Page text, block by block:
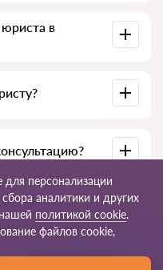
специалиста.
юриста в
закона.
варианты
план действий.
для персонализации
аналитики и других
политикой cookie.
файлов cookie,